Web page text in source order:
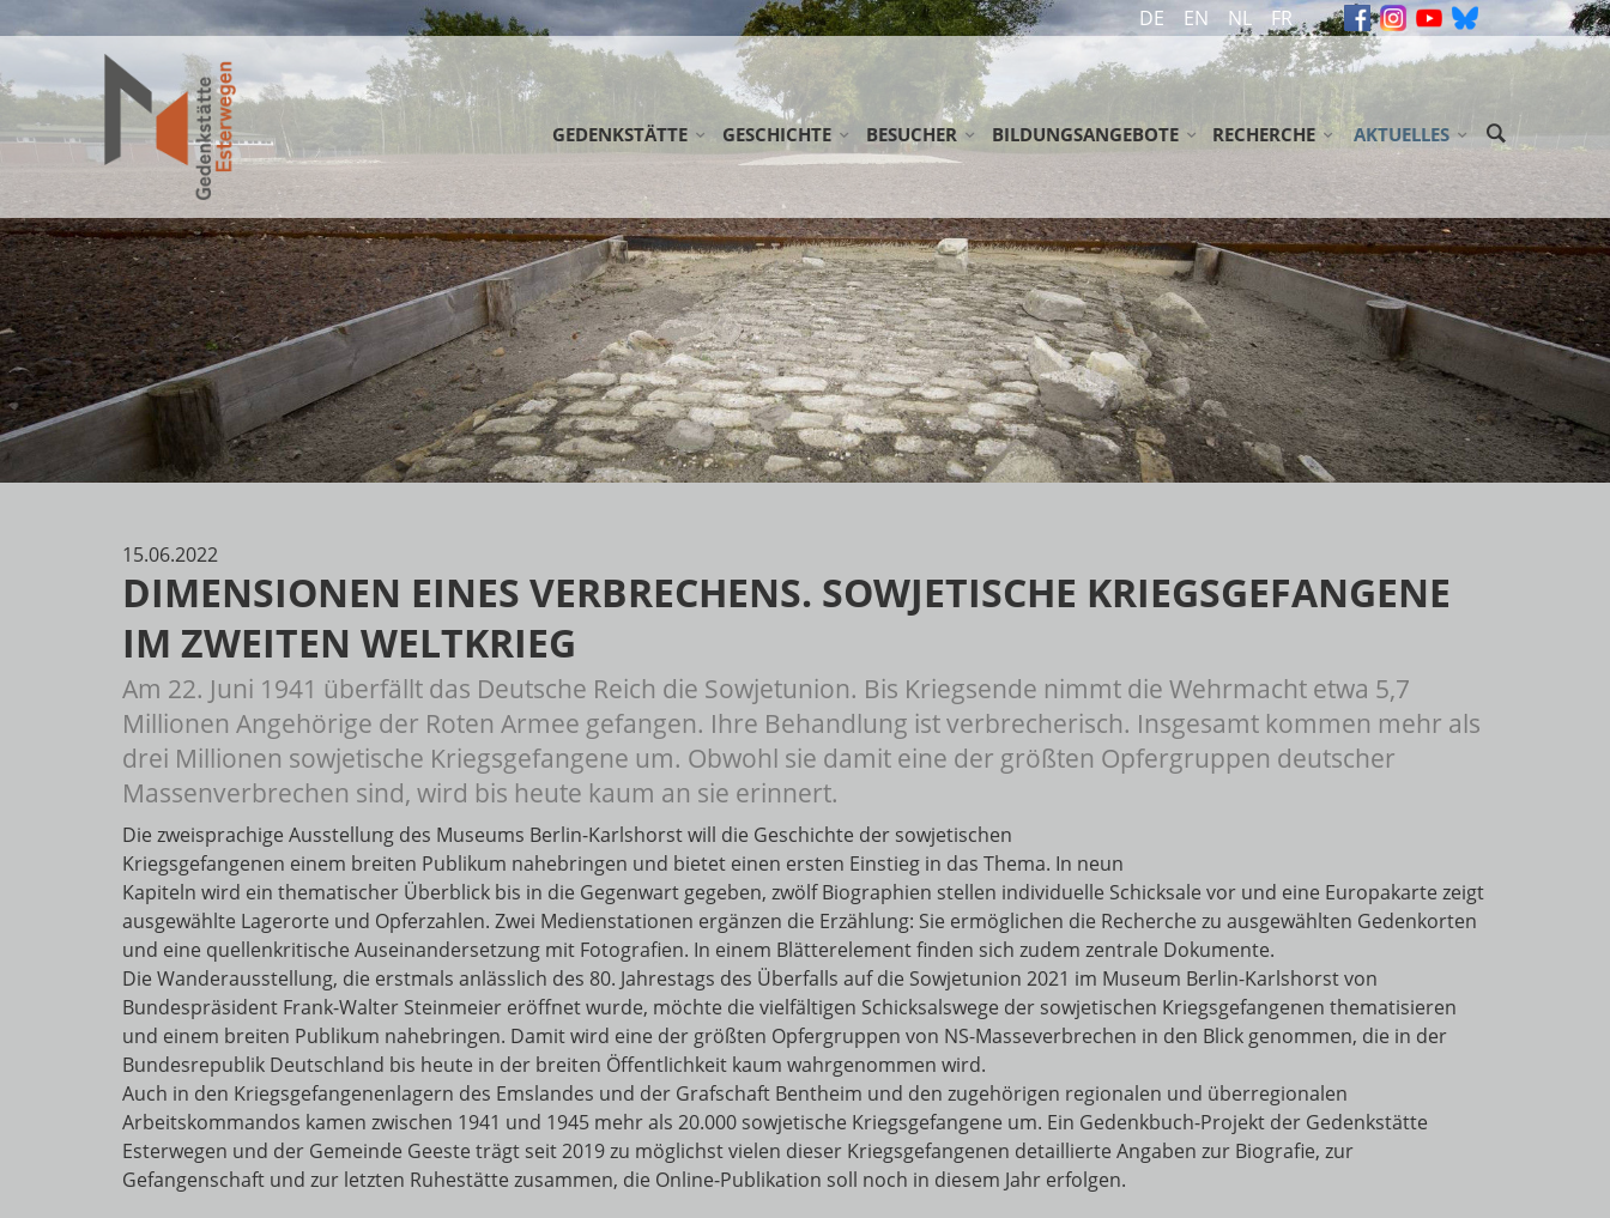
DE EN NL FR
GEDENKSTÄTTE
STIFTUNG GEDENKSTÄTTE ESTERWEGEN
KOOPERATIONSPARTNER
AG FRÜHE LAGER
NETZWERK WEHRKREIS VI
EINSATZSTELLE FSJ
PRAKTIKUM
GESCHICHTE
LAGER ESTERWEGEN
DIE EMSLANDLAGER
LAGERFRIEDHÖFE
BESUCHER
ANREISE
RUNDWEG
DOWNLOADS
ÖFFENTLICHE FÜHRUNGEN
SPENDEN
BILDUNGSANGEBOTE
SCHULKLASSEN / JUGENDGRUPPEN
ERWACHSENENGRUPPEN
FÖRDERMÖGLICHKEITEN/ ZUSCHÜSSE
NEDERLANDSE GROEPEN
WANDERAUSSTELLUNG 'ABGEURTEILT!'
RECHERCHE
GEDENKBÜCHER
BIBLIOTHEK
LITERATUR
AKTUELLES
MELDUNGEN
VERANSTALTUNGEN
NEWSLETTER
15.06.2022
DIMENSIONEN EINES VERBRECHENS. SOWJETISCHE KRIEGSGEFANGENE
IM ZWEITEN WELTKRIEG
Am 22. Juni 1941 überfällt das Deutsche Reich die Sowjetunion. Bis Kriegsende nimmt die Wehrmacht etwa 5,7
Millionen Angehörige der Roten Armee gefangen. Ihre Behandlung ist verbrecherisch. Insgesamt kommen mehr als
drei Millionen sowjetische Kriegsgefangene um. Obwohl sie damit eine der größten Opfergruppen deutscher
Massenverbrechen sind, wird bis heute kaum an sie erinnert.
Die zweisprachige Ausstellung des Museums Berlin-Karlshorst will die Geschichte der sowjetischen
Kriegsgefangenen einem breiten Publikum nahebringen und bietet einen ersten Einstieg in das Thema. In neun
Kapiteln wird ein thematischer Überblick bis in die Gegenwart gegeben, zwölf Biographien stellen individuelle Schicksale vor und eine Europakarte zeigt
ausgewählte Lagerorte und Opferzahlen. Zwei Medienstationen ergänzen die Erzählung: Sie ermöglichen die Recherche zu ausgewählten Gedenkorten
und eine quellenkritische Auseinandersetzung mit Fotografien. In einem Blätterelement finden sich zudem zentrale Dokumente.
Die Wanderausstellung, die erstmals anlässlich des 80. Jahrestags des Überfalls auf die Sowjetunion 2021 im Museum Berlin-Karlshorst von
Bundespräsident Frank-Walter Steinmeier eröffnet wurde, möchte die vielfältigen Schicksalswege der sowjetischen Kriegsgefangenen thematisieren
und einem breiten Publikum nahebringen. Damit wird eine der größten Opfergruppen von NS-Masseverbrechen in den Blick genommen, die in der
Bundesrepublik Deutschland bis heute in der breiten Öffentlichkeit kaum wahrgenommen wird.
Auch in den Kriegsgefangenenlagern des Emslandes und der Grafschaft Bentheim und den zugehörigen regionalen und überregionalen
Arbeitskommandos kamen zwischen 1941 und 1945 mehr als 20.000 sowjetische Kriegsgefangene um. Ein Gedenkbuch-Projekt der Gedenkstätte
Esterwegen und der Gemeinde Geeste trägt seit 2019 zu möglichst vielen dieser Kriegsgefangenen detaillierte Angaben zur Biografie, zur
Gefangenschaft und zur letzten Ruhestätte zusammen, die Online-Publikation soll noch in diesem Jahr erfolgen.